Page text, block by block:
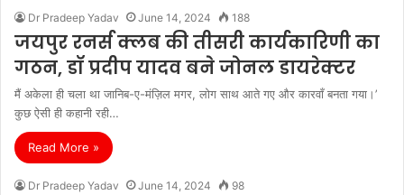
Dr Pradeep Yadav June 14, 2024 188
जयपुर रनर्स क्लब की तीसरी कार्यकारिणी का
गठन, डॉ प्रदीप यादव बने जोनल डायरेक्टर
मैं अकेला ही चला था जानिब-ए-मंज़िल मगर, लोग साथ आते गए और कारवाँ बनता गया।’
कुछ ऐसी ही कहानी रही…
Read More »
Dr Pradeep Yadav June 14, 2024 98